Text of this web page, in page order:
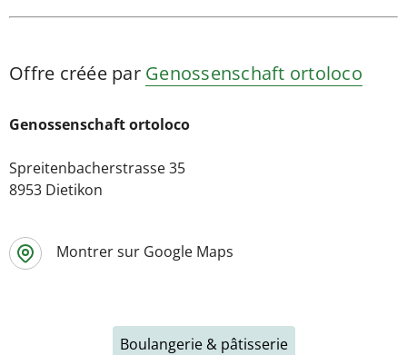
Offre créée par Genossenschaft ortoloco
Genossenschaft ortoloco
Spreitenbacherstrasse 35
8953 Dietikon
Montrer sur Google Maps
Boulangerie & pâtisserie